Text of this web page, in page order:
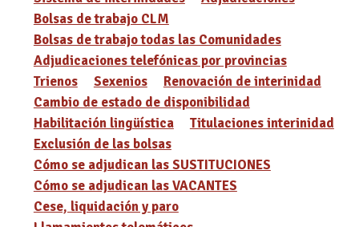
Bolsas de trabajo CLM
Bolsas de trabajo todas las Comunidades
Adjudicaciones telefónicas por provincias
Trienos
Sexenios
Renovación de interinidad
Cambio de estado de disponibilidad
Habilitación lingüística
Titulaciones interinidad
Exclusión de las bolsas
Cómo se adjudican las SUSTITUCIONES
Cómo se adjudican las VACANTES
Cese, liquidación y paro